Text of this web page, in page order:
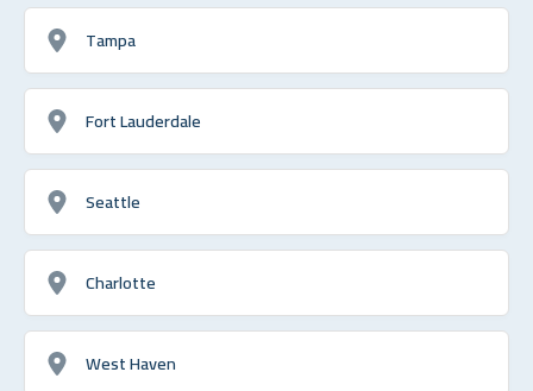
Tampa
Fort Lauderdale
Seattle
Charlotte
West Haven